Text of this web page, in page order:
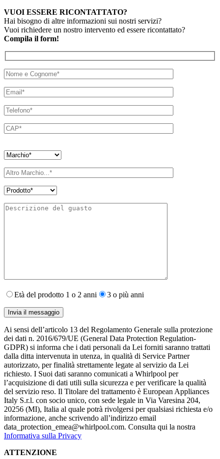
VUOI ESSERE RICONTATTATO?
Hai bisogno di altre informazioni sui nostri servizi?
Vuoi richiedere un nostro intervento ed essere ricontattato?
Compila il form!
Età del prodotto 1 o 2 anni 3 o più anni
Ai sensi dell’articolo 13 del Regolamento Generale sulla protezione
dei dati n. 2016/679/UE (General Data Protection Regulation-
GDPR) si informa che i dati personali da Lei forniti saranno​ trattati
dalla ditta intervenuta in utenza,​ in qualità di Service Partner
autorizzato, per finalità strettamente legate al servizio da Lei
richiesto. I S​uoi dati saranno comunicati a Whirlpool per
l’acquisizione di dati utili sulla sicurezza e per verificare la qualità
del servizio reso. Il Titolare del trattamento è European Appliances
Italy S.r.l. con socio unico, con sede legale in Via Varesina 204,
20256 (MI), Italia al quale potrà rivolgersi per qualsiasi richiesta e/o
informazione, anche scrivendo all’indirizzo email
data_protection_emea@whirlpool.com. Consulta qui la nostra
Informativa sulla Privacy
ATTENZIONE